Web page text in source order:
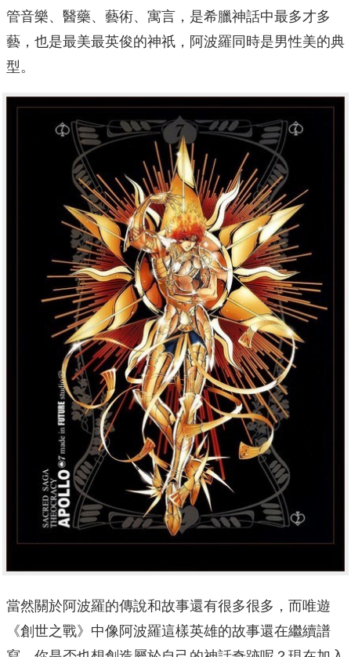
管音樂、醫藥、藝術、寓言，是希臘神話中最多才多
藝，也是最美最英俊的神祇，阿波羅同時是男性美的典
型。
當然關於阿波羅的傳說和故事還有很多很多，而唯遊
《創世之戰》中像阿波羅這樣英雄的故事還在繼續譜